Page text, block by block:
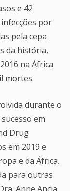
e 42
por
pela cepa
da história,
na África
mortes.
durante o
em
Drug
em 2019 e
e da África.
para outras